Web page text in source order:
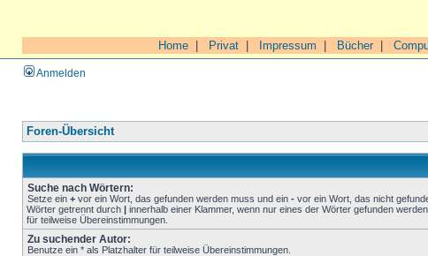
Home Privat Impressum Bücher|
Anmelden
Foren-Übersicht
Suche nach Wörtern:
Setze ein + vor ein Wort, das gefunden werden muss und ein - vor ein Wort, das nicht
Wörter getrennt durch | innerhalb einer Klammer, wenn nur eines der Wörter gefunden
für teilweise Übereinstimmungen.
Zu suchender Autor:
Benutze ein * als Platzhalter für teilweise Übereinstimmungen.